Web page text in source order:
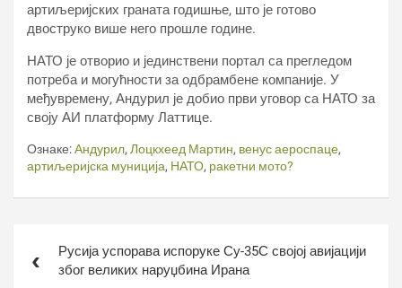
артиљеријских граната годишње, што је готово
двоструко више него прошле године.
НАТО је отворио и јединствени портал са прегледом
потреба и могућности за одбрамбене компаније. У
међувремену, Андурил је добио први уговор са НАТО за
своју АИ платформу Латтице.
Ознаке:Андурил, Лоцкхеед Мартин, венус аероспаце,
артиљеријска муниција, НАТО, ракетни мото?
чланкаРусија успорава испоруке Су-35С својој авијацији
због великих наруџбина Ирана